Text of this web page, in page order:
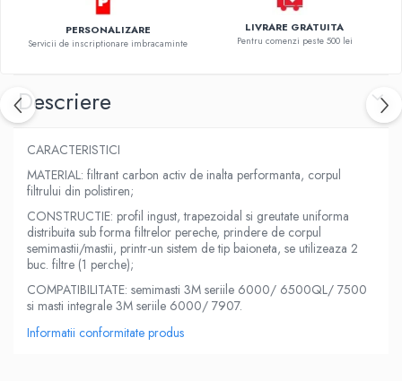
PERSONALIZARE
Servicii de inscriptionare imbracaminte
LIVRARE GRATUITA
Pentru comenzi peste 500 lei
Descriere
CARACTERISTICI
MATERIAL: filtrant carbon activ de inalta performanta, corpul
filtrului din polistiren;
CONSTRUCTIE: profil ingust, trapezoidal si greutate uniforma
distribuita sub forma filtrelor pereche, prindere de corpul
semimastii/mastii, printr-un sistem de tip baioneta, se utilizeaza 2
buc. filtre (1 perche);
COMPATIBILITATE: semimasti 3M seriile 6000/ 6500QL/ 7500
si masti integrale 3M seriile 6000/ 7907.
Informatii conformitate produs